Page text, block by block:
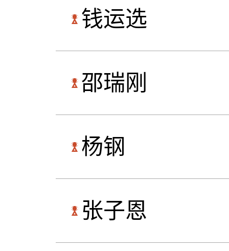
钱运选
邵瑞刚
杨钢
张子恩